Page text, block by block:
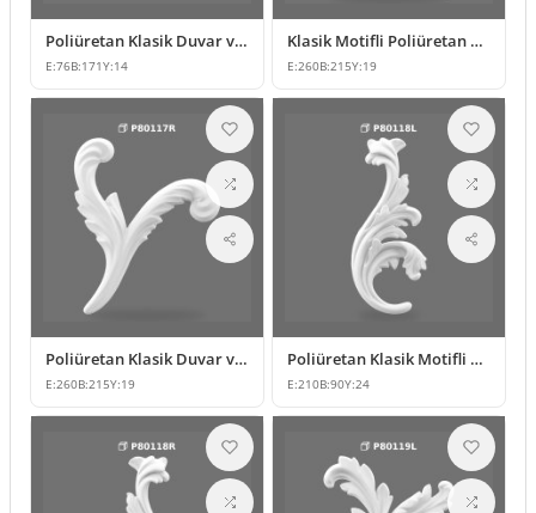
Poliüretan Klasik Duvar ve Mobilya Süsleme Modelleri
E:76B:171Y:14
Klasik Motifli Poliüretan Duvar ve Mobilya Süsleme Modelleri
E:260B:215Y:19
Poliüretan Klasik Duvar ve Mobilya Süsleme Modelleri
E:260B:215Y:19
Poliüretan Klasik Motifli Duvar ve Mobilya Süsleri
E:210B:90Y:24